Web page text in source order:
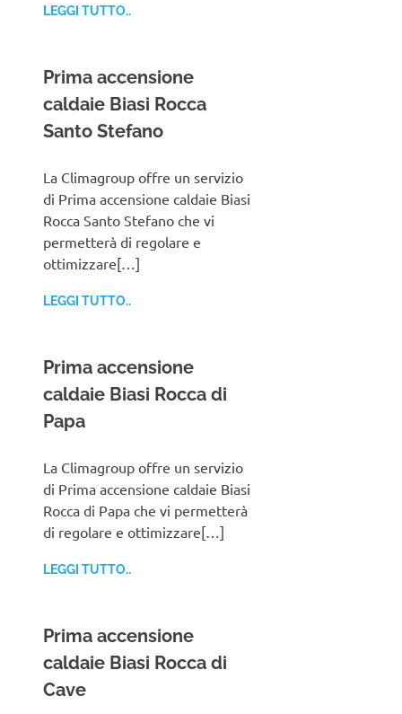
LEGGI TUTTO..
Prima accensione
caldaie Biasi Rocca
Santo Stefano
La Climagroup offre un servizio
di Prima accensione caldaie Biasi
Rocca Santo Stefano che vi
permetterà di regolare e
ottimizzare[…]
LEGGI TUTTO..
Prima accensione
caldaie Biasi Rocca di
Papa
La Climagroup offre un servizio
di Prima accensione caldaie Biasi
Rocca di Papa che vi permetterà
di regolare e ottimizzare[…]
LEGGI TUTTO..
Prima accensione
caldaie Biasi Rocca di
Cave